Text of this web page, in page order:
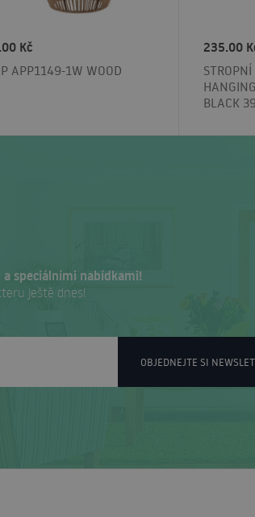
Kč
APP1149-1W WOOD
235.00
BLACK
speciálními nabídkami!
ještě dnes!
OBJEDNEJTE SI